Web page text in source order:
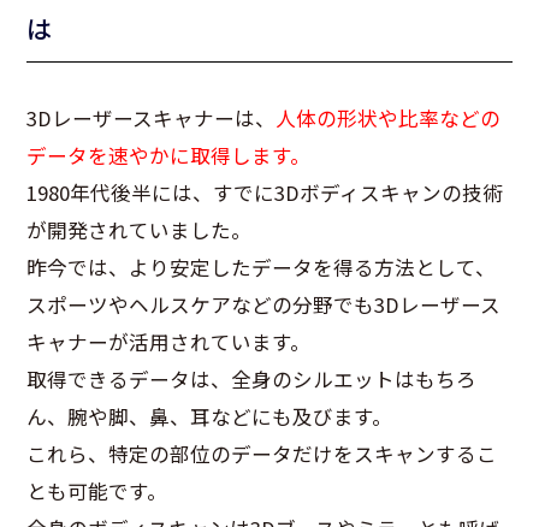
は
3Dレーザースキャナーは、 人体の形状や比率などの
データを速やかに取得します。
1980年代後半には、すでに3Dボディスキャンの技術
が開発されていました。
昨今では、より安定したデータを得る方法として、
スポーツやヘルスケアなどの分野でも3Dレーザース
キャナーが活用されています。
取得できるデータは、全身のシルエットはもちろ
ん、腕や脚、鼻、耳などにも及びます。
これら、特定の部位のデータだけをスキャンするこ
とも可能です。